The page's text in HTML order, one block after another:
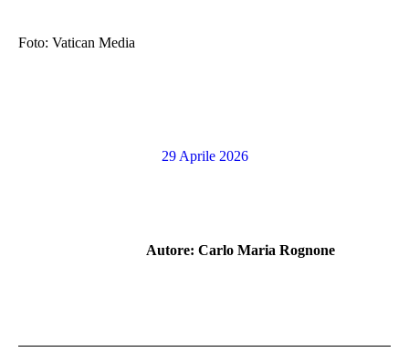
Foto: Vatican Media
29 Aprile 2026
Autore: Carlo Maria Rognone